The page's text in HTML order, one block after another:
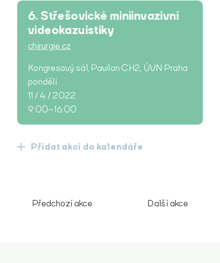
6. Střešovické miniinvazivní
videokazuistiky
chirurgie.cz
Kongresový sál, Pavilon CH2, ÚVN Praha
pondělí
11 / 4 / 2022
9:00–16:00
Přidat akci do kalendáře
Předchozí akce Další akce